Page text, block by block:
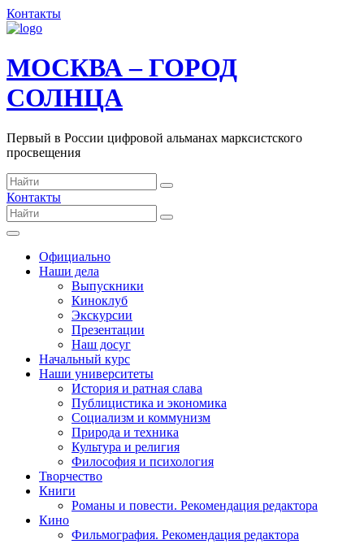
Контакты
МОСКВА – ГОРОД
СОЛНЦА
Первый в России цифровой альманах марксистского
просвещения
Контакты
Официально
Наши дела
Выпускники
Киноклуб
Экскурсии
Презентации
Наш досуг
Начальный курс
Наши университеты
История и ратная слава
Публицистика и экономика
Социализм и коммунизм
Природа и техника
Культура и религия
Философия и психология
Творчество
Книги
Романы и повести. Рекомендация редактора
Кино
Фильмография. Рекомендация редактора